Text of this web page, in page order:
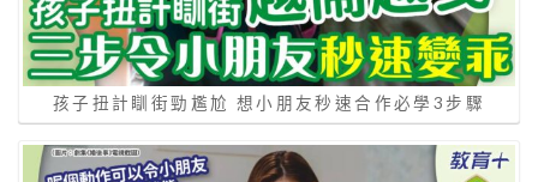
孩子扭計瞓街勁尷尬 想小朋友秒速合作必學3步驟